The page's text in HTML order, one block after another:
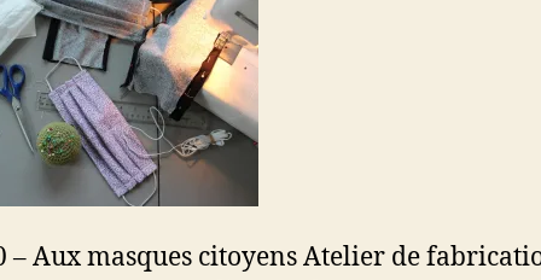
a
t
i
l
– Aux masques citoyens Atelier de